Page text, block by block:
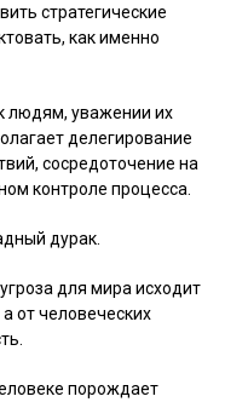
стратегические
как именно
людям, уважении их
делегирование
сосредоточение на
контроле процесса.
дурак.
для мира исходит
от человеческих
порождает